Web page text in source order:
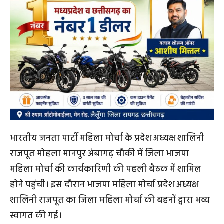
भारतीय जनता पार्टी महिला मोर्चा के प्रदेश अध्यक्ष शालिनी
राजपूत मोहला मानपुर अंबागढ़ चौकी में जिला भाजपा
महिला मोर्चा की कार्यकारिणी की पहली बैठक में शामिल
होने पहुंची। इस दौरान भाजपा महिला मोर्चा प्रदेश अध्यक्ष
शालिनी राजपूत का जिला महिला मोर्चा की बहनों द्वारा भव्य
स्वागत की गई।